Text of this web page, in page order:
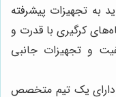
به تجهیزات پیشرفته
کرگیری با قدرت و
و تجهیزات جانبی
دارای یک تیم متخصص